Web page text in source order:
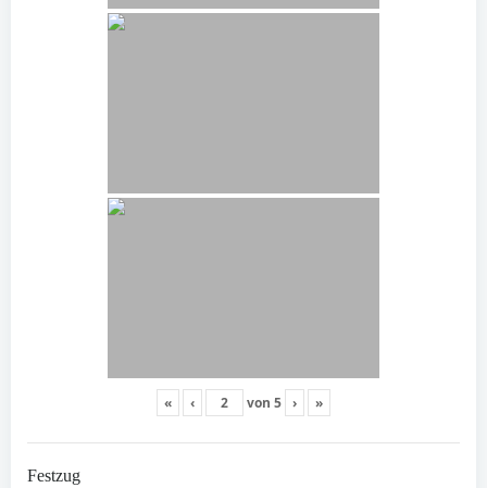
« ‹ von 5 › »
Festzug